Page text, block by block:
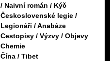
/ Naivní román / Kýč
Československé legie /
Legionáři / Anabáze
Cestopisy / Výzvy / Objevy
Chemie
Čína / Tibet